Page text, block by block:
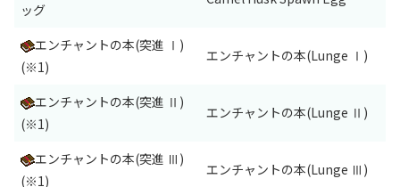
ッグ
エンチャントの本(突進 Ⅰ)
(※1)
エンチャントの本(Lunge Ⅰ)
エンチャントの本(突進 Ⅱ)
(※1)
エンチャントの本(Lunge Ⅱ)
エンチャントの本(突進 Ⅲ)
(※1)
エンチャントの本(Lunge Ⅲ)